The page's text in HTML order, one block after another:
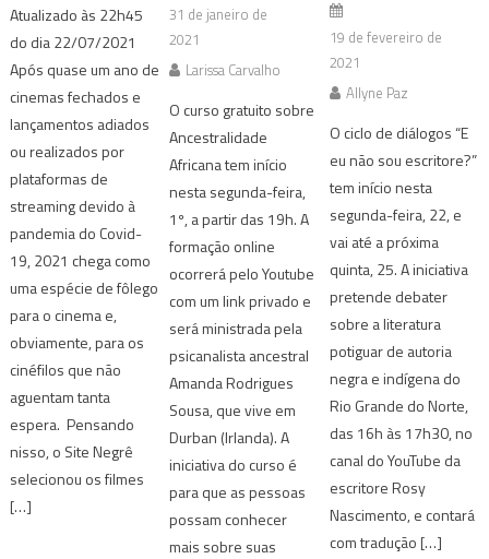
Atualizado às 22h45
do dia 22/07/2021
Após quase um ano de
cinemas fechados e
lançamentos adiados
ou realizados por
plataformas de
streaming devido à
pandemia do Covid-
19, 2021 chega como
uma espécie de fôlego
para o cinema e,
obviamente, para os
cinéfilos que não
aguentam tanta
espera. Pensando
nisso, o Site Negrê
selecionou os filmes
[…]
31 de janeiro de
2021
Larissa Carvalho
O curso gratuito sobre
Ancestralidade
Africana tem início
nesta segunda-feira,
1º, a partir das 19h. A
formação online
ocorrerá pelo Youtube
com um link privado e
será ministrada pela
psicanalista ancestral
Amanda Rodrigues
Sousa, que vive em
Durban (Irlanda). A
iniciativa do curso é
para que as pessoas
possam conhecer
mais sobre suas
19 de fevereiro de
2021
Allyne Paz
O ciclo de diálogos “E
eu não sou escritore?”
tem início nesta
segunda-feira, 22, e
vai até a próxima
quinta, 25. A iniciativa
pretende debater
sobre a literatura
potiguar de autoria
negra e indígena do
Rio Grande do Norte,
das 16h às 17h30, no
canal do YouTube da
escritore Rosy
Nascimento, e contará
com tradução […]